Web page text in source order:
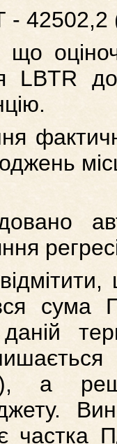
- 42502,2
LBTR
а